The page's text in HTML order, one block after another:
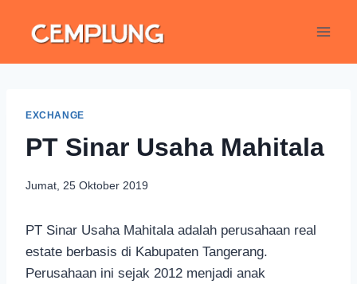
EXCHANGE
PT Sinar Usaha Mahitala
Jumat, 25 Oktober 2019
PT Sinar Usaha Mahitala adalah perusahaan real
estate berbasis di Kabupaten Tangerang.
Perusahaan ini sejak 2012 menjadi anak